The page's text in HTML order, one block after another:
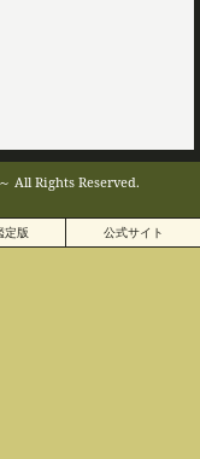
All Rights Reserved.
定版 公式サイト